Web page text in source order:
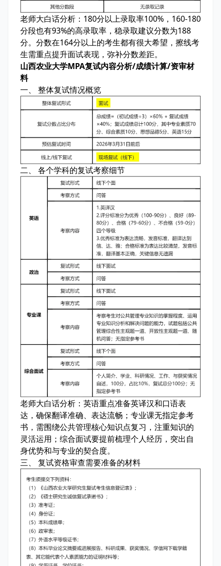
老师大白话分析： 180分以上录取率100%，160-180
分段也有93%的高录取率，稳录取建议分数为188
分。分数在164分以上的考生都有很大希望，擦线考
生需重点提升面试表现，弥补分数差距。
山西农业大学MPA复试内容分析/成绩计算/资审材
料
一、 整体复试情况概览
二、 各个学科的复试考察细节
老师大白话分析： 英语重点准备英译汉和口语表
达，确保翻译准确、表达流畅；专业课无指定参考
书，需围绕公共管理核心知识点复习，注重知识的
灵活运用；综合面试要提前梳理个人经历，突出自
身优势和与专业的契合度。
三、 复试资格审查需要准备的材料